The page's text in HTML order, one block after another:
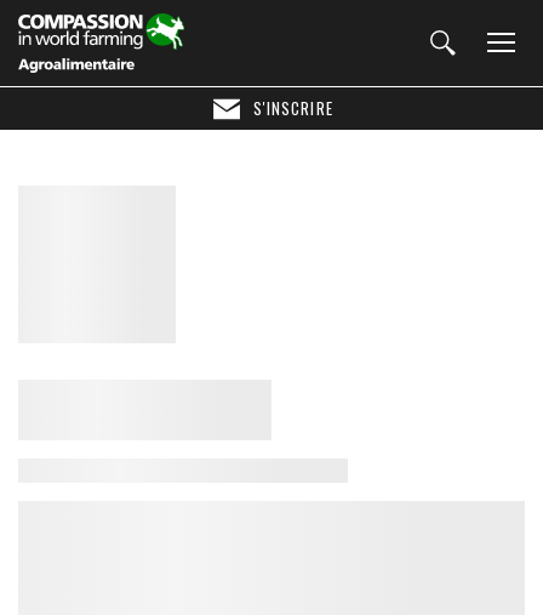
S'INSCRIRE